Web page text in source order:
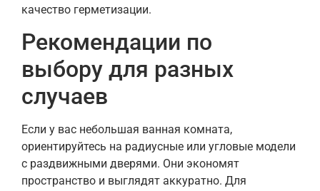
качество герметизации.
Рекомендации по
выбору для разных
случаев
Если у вас небольшая ванная комната,
ориентируйтесь на радиусные или угловые модели
с раздвижными дверями. Они экономят
пространство и выглядят аккуратно. Для